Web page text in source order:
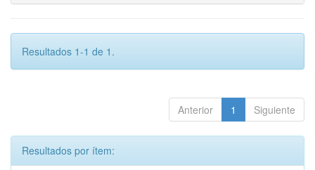
Resultados 1-1 de 1.
Anterior 1 Siguiente
Resultados por ítem: